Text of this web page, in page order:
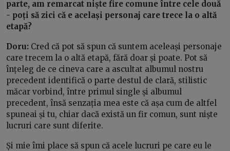
parte, am remarcat niște fire comune între cele două
- poți să zici că e același personaj care trece la o altă
etapă?
Doru: Cred că pot să spun că suntem aceleași personaje
care trecem la o altă etapă, fără doar și poate. Pot să
înțeleg de ce cineva care a ascultat albumul nostru
precedent identifică o parte destul de clară, stilistic
măcar vorbind, între primul single și albumul
precedent, însă senzația mea este că așa cum de altfel
spuneai și tu, chiar dacă există un fir comun, sunt niște
lucruri care sunt diferite.
Și mie îmi place să spun că acele lucruri pe care eu le